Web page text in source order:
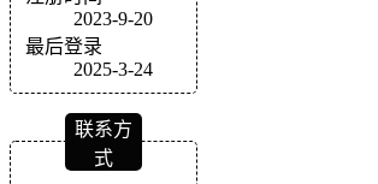
2023-9-20
最后登录
2025-3-24
联系方
式